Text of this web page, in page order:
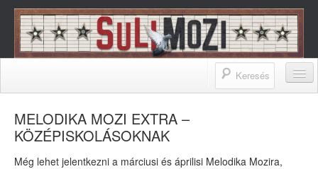
SuliMozi – A Budapest Film Zrt.
iskolai programja
A SuliMoziról
Filmesek a SuliMoziról
MELODIKA MOZI EXTRA –
KÖZÉPISKOLÁSOKNAK
Még lehet jelentkezni a márciusi és áprilisi Melodika Mozira,